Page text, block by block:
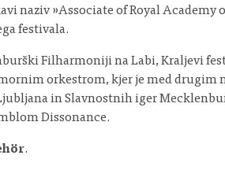
naziv »Associate of Royal
festivala.
Filharmoniji na Labi, Kraljevi
orkestrom, kjer je med
in Slavnostnih iger
Dissonance.
.